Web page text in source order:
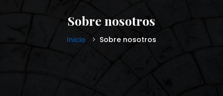
Sobre nosotros
Inicio Sobre nosotros